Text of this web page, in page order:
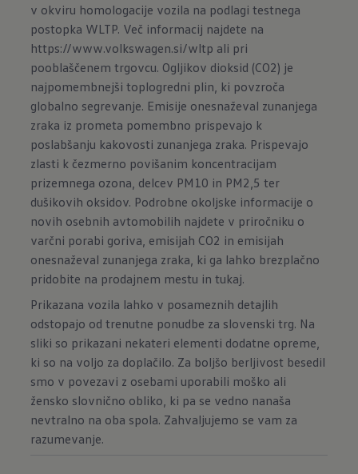
v okviru homologacije vozila na podlagi testnega
postopka WLTP. Več informacij najdete na
https://www.volkswagen.si/wltp ali pri
pooblaščenem trgovcu. Ogljikov dioksid (CO2) je
najpomembnejši toplogredni plin, ki povzroča
globalno segrevanje. Emisije onesnaževal zunanjega
zraka iz prometa pomembno prispevajo k
poslabšanju kakovosti zunanjega zraka. Prispevajo
zlasti k čezmerno povišanim koncentracijam
prizemnega ozona, delcev PM10 in PM2,5 ter
dušikovih oksidov. Podrobne okoljske informacije o
novih osebnih avtomobilih najdete v priročniku o
varčni porabi goriva, emisijah CO2 in emisijah
onesnaževal zunanjega zraka, ki ga lahko brezplačno
pridobite na prodajnem mestu intukaj.
Prikazana vozila lahko v posameznih detajlih
odstopajo od trenutne ponudbe za slovenski trg. Na
sliki so prikazani nekateri elementi dodatne opreme,
ki so na voljo za doplačilo. Za boljšo berljivost besedil
smo v povezavi z osebami uporabili moško ali
žensko slovnično obliko, ki pa se vedno nanaša
nevtralno na oba spola. Zahvaljujemo se vam za
razumevanje.